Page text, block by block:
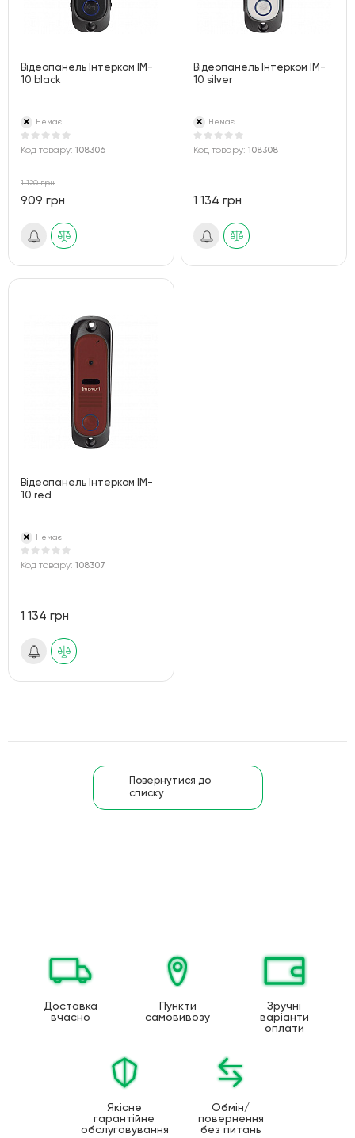
Відеопанель Інтерком IM-
10 black
Немає
Код товару: 108306
1 120 грн
909 грн
Відеопанель Інтерком IM-
10 silver
Немає
Код товару:108308
1 134 грн
Відеопанель Інтерком IM-
10 red
Немає
Код товару: 108307
1 134 грн
Повернутися до
списку
Доставка
вчасно
Пункти
самовивозу
Зручні
варіанти
оплати
Якісне
гарантійне
обслуговування
Обмін/
повернення
без питань